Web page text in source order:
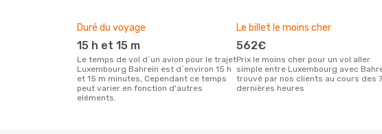
Duré du voyage
15 h et 15 m
Le temps de vol d´un avion pour le trajet
Luxembourg Bahreïn est d´environ 15 h
et 15 m minutes, Cependant ce temps
peut varier en fonction d'autres
eléments.
Le billet le moins cher
562€
Prix le moins cher pour un vol aller
simple entre Luxembourg avec
trouvé par nos clients au cours des
dernières heures